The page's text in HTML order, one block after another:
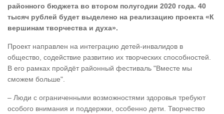
районного бюджета во втором полугодии 2020 года. 40
тысяч рублей будет выделено на реализацию проекта «К
вершинам творчества и духа».
Проект направлен на интеграцию детей-инвалидов в
общество, содействие развитию их творческих способностей.
В его рамках пройдёт районный фестиваль "Вместе мы
сможем больше".
– Люди с ограниченными возможностями здоровья требуют
особого внимания и поддержки, особенно дети. Творчество